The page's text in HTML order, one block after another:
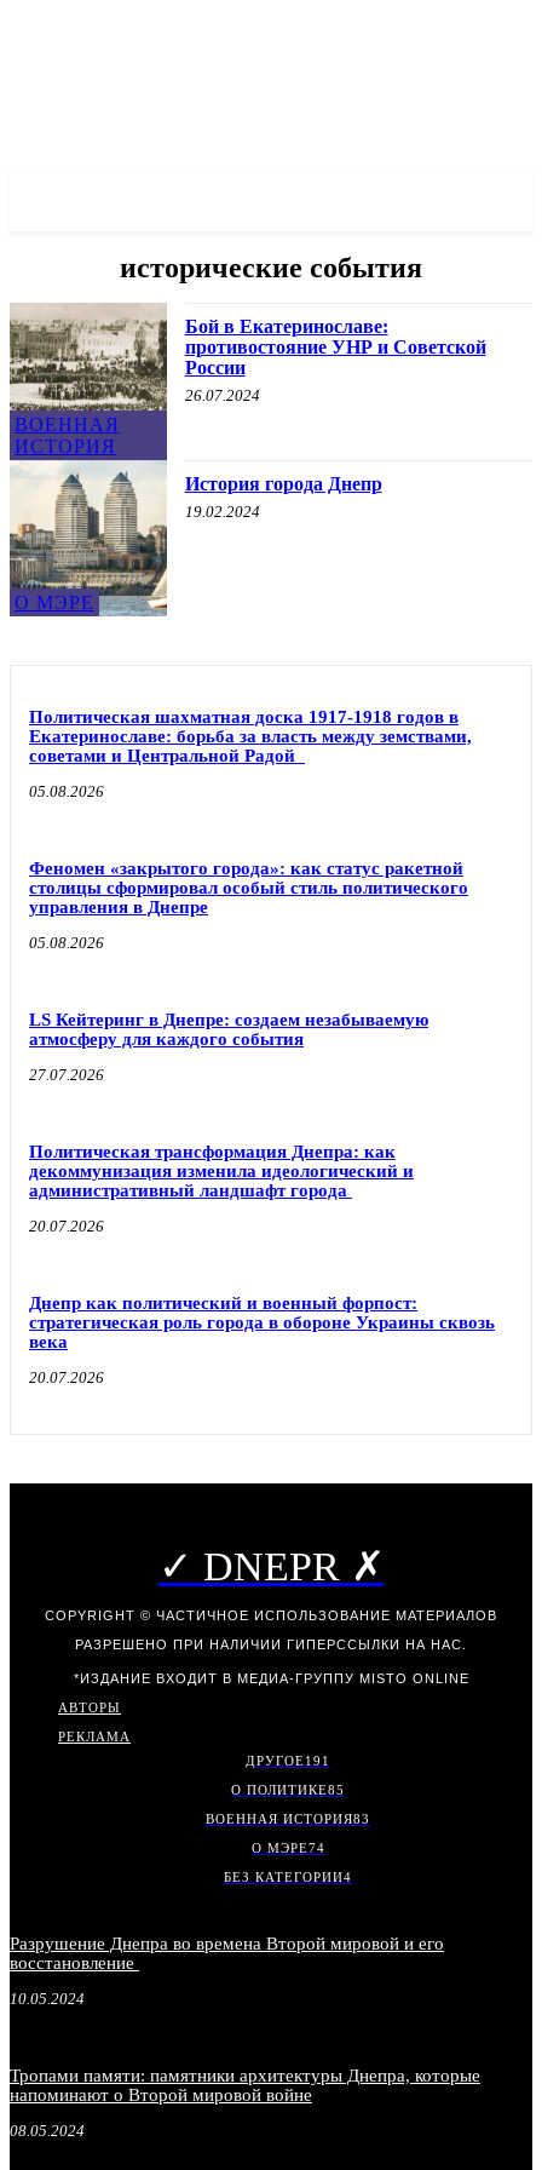
исторические события
ВОЕННАЯ
ИСТОРИЯ
Бой в Екатеринославе:
противостояние УНР и Советской
России
26.07.2024
О МЭРЕ
История города Днепр
19.02.2024
Политическая шахматная доска 1917-1918 годов в
Екатеринославе: борьба за власть между земствами,
советами и Центральной Радой
05.08.2026
Феномен «закрытого города»: как статус ракетной
столицы сформировал особый стиль политического
управления в Днепре
05.08.2026
LS Кейтеринг в Днепре: создаем незабываемую
атмосферу для каждого события
27.07.2026
Политическая трансформация Днепра: как
декоммунизация изменила идеологический и
административный ландшафт города
20.07.2026
Днепр как политический и военный форпост:
стратегическая роль города в обороне Украины сквозь
века
20.07.2026
✓ DNEPR ✗
COPYRIGHT © ЧАСТИЧНОЕ ИСПОЛЬЗОВАНИЕ МАТЕРИАЛОВ
РАЗРЕШЕНО ПРИ НАЛИЧИИ ГИПЕРССЫЛКИ НА НАС.
*ИЗДАНИЕ ВХОДИТ В МЕДИА-ГРУППУ MISTO ONLINE
АВТОРЫ
РЕКЛАМА
ДРУГОЕ191
О ПОЛИТИКЕ85
ВОЕННАЯ ИСТОРИЯ83
О МЭРЕ74
БЕЗ КАТЕГОРИИ4
Разрушение Днепра во времена Второй мировой и его
восстановление
10.05.2024
Тропами памяти: памятники архитектуры Днепра, которые
напоминают о Второй мировой войне
08.05.2024